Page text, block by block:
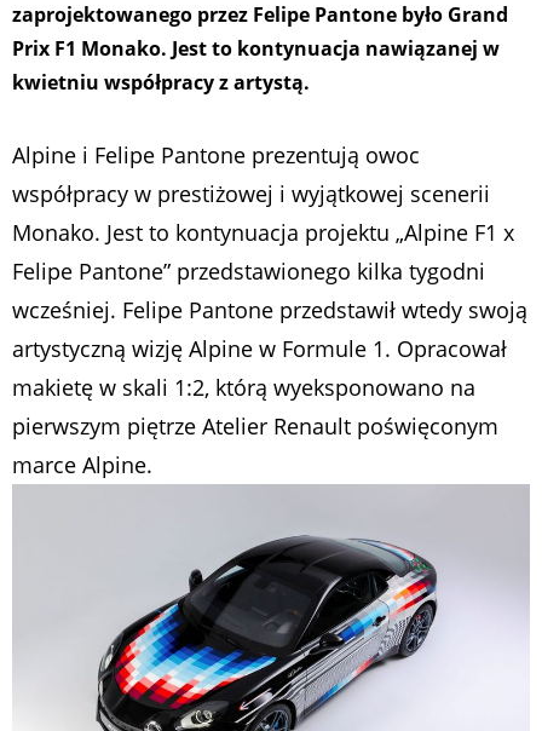
zaprojektowanego przez Felipe Pantone było Grand
Prix F1 Monako. Jest to kontynuacja nawiązanej w
kwietniu współpracy z artystą.
Alpine i Felipe Pantone prezentują owoc
współpracy w prestiżowej i wyjątkowej scenerii
Monako. Jest to kontynuacja projektu „Alpine F1 x
Felipe Pantone” przedstawionego kilka tygodni
wcześniej. Felipe Pantone przedstawił wtedy swoją
artystyczną wizję Alpine w Formule 1. Opracował
makietę w skali 1:2, którą wyeksponowano na
pierwszym piętrze Atelier Renault poświęconym
marce Alpine.